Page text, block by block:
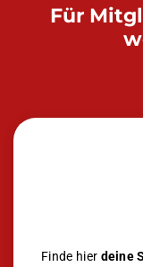
Für
Finde hier deine